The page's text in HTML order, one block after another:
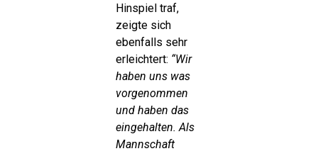
Hinspiel traf,
zeigte sich
ebenfalls sehr
erleichtert: “Wir
haben uns was
vorgenommen
und haben das
eingehalten. Als
Mannschaft